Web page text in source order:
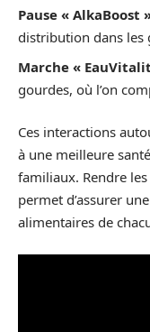
Pause « AlkaBoost
distribution dans les
Marche «
gourdes, où l’on
Ces interactions
à une meilleure
familiaux. Rendre
permet d’assurer
alimentaires de